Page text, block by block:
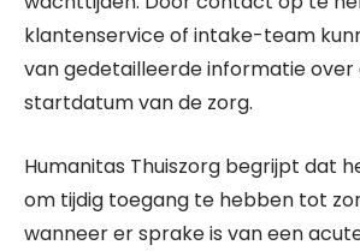
klantenservice of intake-team
van gedetailleerde informatie
startdatum van de zorg.
Humanitas Thuiszorg begrijpt dat
om tijdig toegang te hebben tot
wanneer er sprake is van een